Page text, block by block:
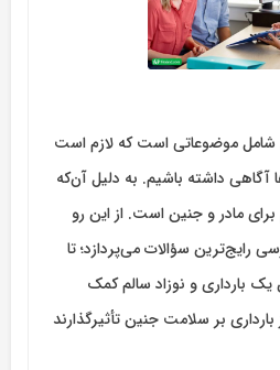
شامل موضوعاتی است که لازم است
آگاهی داشته باشیم. به دلیل آن‌که
برای مادر و جنین است. از این رو
رایج‌ترین سؤالات می‌پردازد؛ تا
یک بارداری و نوزاد سالم کمک
بر سلامت جنین تأثیرگذارند